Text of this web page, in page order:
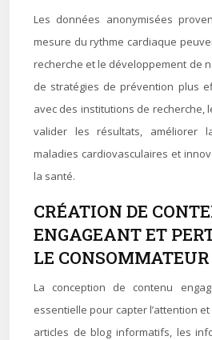
Les données anonymisées
mesure du rythme cardiaque
recherche et le développement de
de stratégies de prévention plus
avec des institutions de recherche,
valider les résultats, améliorer
maladies cardiovasculaires et
la santé.
CRÉATION DE
ENGAGEANT ET
LE CONSOMMATEUR
La conception de contenu
essentielle pour capter l’attention
articles de blog informatifs, les